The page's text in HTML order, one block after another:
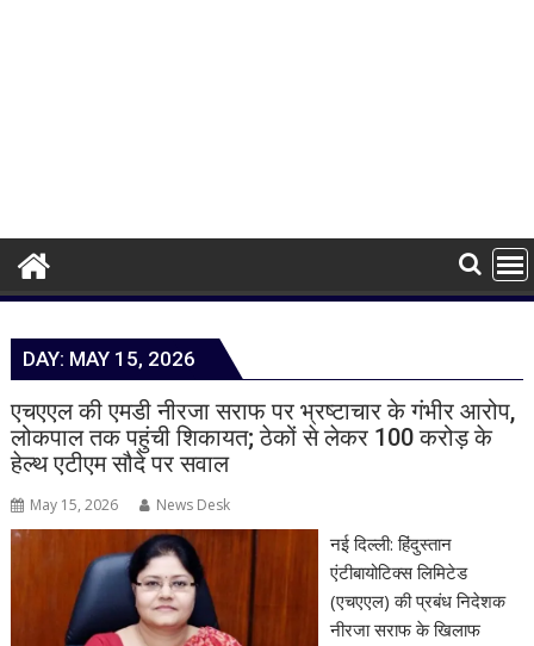
DAY: MAY 15, 2026
एचएएल की एमडी नीरजा सराफ पर भ्रष्टाचार के गंभीर आरोप,
लोकपाल तक पहुंची शिकायत; ठेकों से लेकर 100 करोड़ के
हेल्थ एटीएम सौदे पर सवाल
May 15, 2026 News Desk
नई दिल्ली: हिंदुस्तान
एंटीबायोटिक्स लिमिटेड
(एचएएल) की प्रबंध निदेशक
नीरजा सराफ के खिलाफ